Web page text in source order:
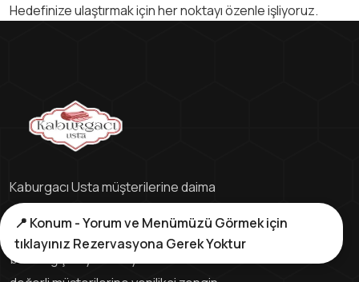
Hedefinize ulaştırmak için her noktayı özenle işliyoruz.
Kaburgacı Usta müşterilerine daima
en iyi hizmeti ve sunumu
gerçekleştirmek için 2000 yılından
beri değişmeyen tek yerinde siz
📍 Konum - Yorum ve Menümüzü Görmek için
tıklayınız Rezervasyona Gerek Yoktur